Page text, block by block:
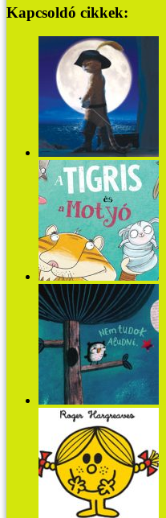
Kapcsoldó cikkek: